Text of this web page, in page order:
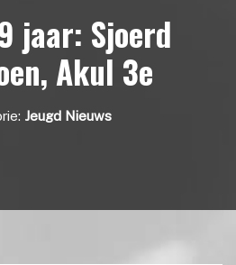
jaar: Sjoerd
Akul 3e
Jeugd Nieuws